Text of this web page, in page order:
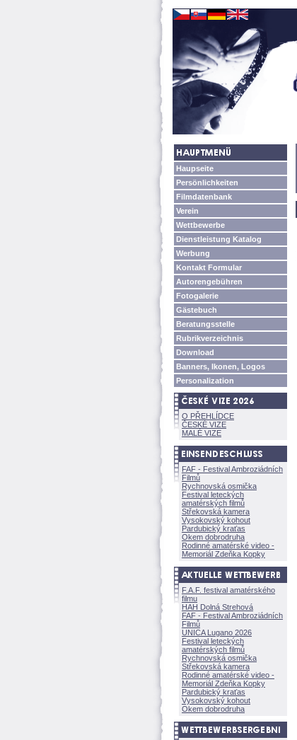
Haupseite
Persönlichkeiten
Filmdatenbank
Verein
Wettbewerbe
Dienstleistung Katalog
Werbung
Kontakt Formular
Autorengebühren
Fotogalerie
Gästebuch
Beratungsstelle
Rubrikverzeichnis
Download
Banners, Ikonen, Logos
Personalization
O PŘEHLÍDCE
ČESKÉ VIZE
MALÉ VIZE
FAF - Festival Ambroziádních
Filmů
Rychnovská osmička
Festival leteckých
amatérských filmů
Střekovská kamera
Vysokovský kohout
Pardubický kraťas
Okem dobrodruha
Rodinné amatérské video -
Memoriál Zdeňka Kopky
F.A.F. festival amatérského
filmu
HAH Dolná Strehov
FAF - Festival Ambroziádních
Filmů
UNICA Lugano 2026
Festival leteckých
amatérských filmů
Rychnovská osmička
Střekovská kamera
Rodinné amatérské video -
Memoriál Zdeňka Kopky
Pardubický kraťas
Vysokovský kohout
Okem dobrodruha